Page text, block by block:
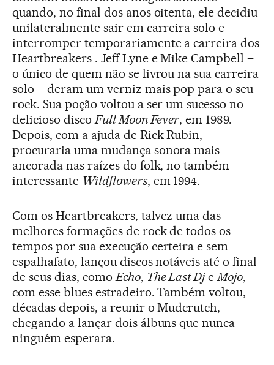
quando, no final dos anos oitenta, ele decidiu
unilateralmente sair em carreira solo e
interromper temporariamente a carreira dos
Heartbreakers . Jeff Lyne e Mike Campbell –
o único de quem não se livrou na sua carreira
solo – deram um verniz mais pop para o seu
rock. Sua poção voltou a ser um sucesso no
delicioso discoFull Moon Fever, em 1989.
Depois, com a ajuda de Rick Rubin,
procuraria uma mudança sonora mais
ancorada nas raízes do folk, no também
interessante Wildflowers, em 1994.
Com os Heartbreakers, talvez uma das
melhores formações de rock de todos os
tempos por sua execução certeira e sem
espalhafato, lançou discos notáveis até o final
de seus dias, comoEcho, The Last DjeMojo,
com esse blues estradeiro. Também voltou,
décadas depois, a reunir o Mudcrutch,
chegando a lançar dois álbuns que nunca
ninguém esperara.